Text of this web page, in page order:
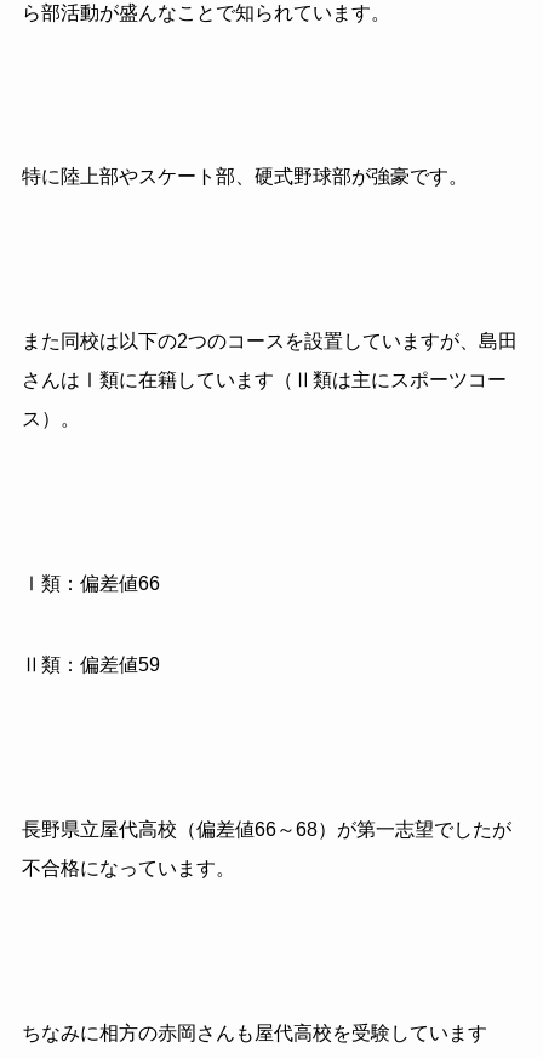
ら部活動が盛んなことで知られています。
特に陸上部やスケート部、硬式野球部が強豪です。
また同校は以下の2つのコースを設置していますが、島田
さんはⅠ類に在籍しています（Ⅱ類は主にスポーツコー
ス）。
Ⅰ類：偏差値66
Ⅱ類：偏差値59
長野県立屋代高校（偏差値66～68）が第一志望でしたが
不合格になっています。
ちなみに相方の赤岡さんも屋代高校を受験しています